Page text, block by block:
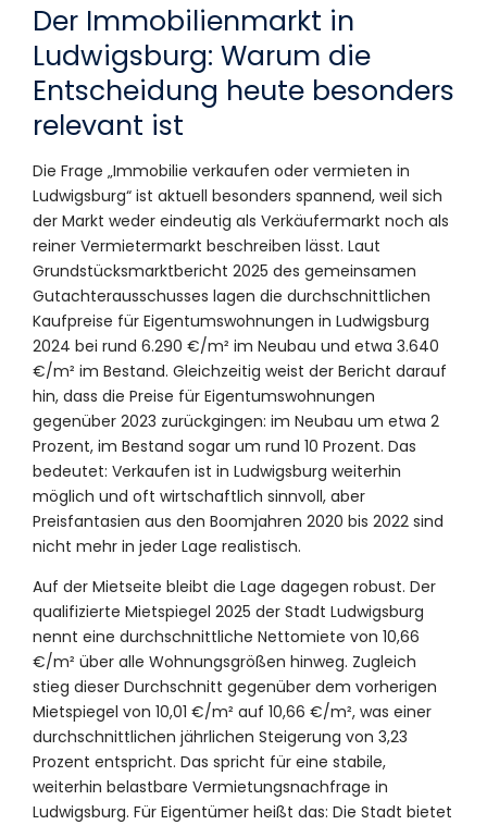
Der Immobilienmarkt in
Ludwigsburg: Warum die
Entscheidung heute besonders
relevant ist
Die Frage „Immobilie verkaufen oder vermieten in
Ludwigsburg“ ist aktuell besonders spannend, weil sich
der Markt weder eindeutig als Verkäufermarkt noch als
reiner Vermietermarkt beschreiben lässt. Laut
Grundstücksmarktbericht 2025 des gemeinsamen
Gutachterausschusses lagen die durchschnittlichen
Kaufpreise für Eigentumswohnungen in Ludwigsburg
2024 bei rund 6.290 €/m² im Neubau und etwa 3.640
€/m² im Bestand. Gleichzeitig weist der Bericht darauf
hin, dass die Preise für Eigentumswohnungen
gegenüber 2023 zurückgingen: im Neubau um etwa 2
Prozent, im Bestand sogar um rund 10 Prozent. Das
bedeutet: Verkaufen ist in Ludwigsburg weiterhin
möglich und oft wirtschaftlich sinnvoll, aber
Preisfantasien aus den Boomjahren 2020 bis 2022 sind
nicht mehr in jeder Lage realistisch.
Auf der Mietseite bleibt die Lage dagegen robust. Der
qualifizierte Mietspiegel 2025 der Stadt Ludwigsburg
nennt eine durchschnittliche Nettomiete von 10,66
€/m² über alle Wohnungsgrößen hinweg. Zugleich
stieg dieser Durchschnitt gegenüber dem vorherigen
Mietspiegel von 10,01 €/m² auf 10,66 €/m², was einer
durchschnittlichen jährlichen Steigerung von 3,23
Prozent entspricht. Das spricht für eine stabile,
weiterhin belastbare Vermietungsnachfrage in
Ludwigsburg. Für Eigentümer heißt das: Die Stadt bietet